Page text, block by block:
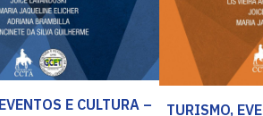
E CULTURA –
TURISMO,